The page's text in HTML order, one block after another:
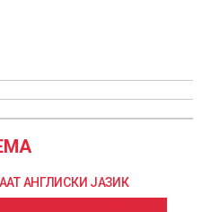
АНГЛИСКИ ЈАЗИК